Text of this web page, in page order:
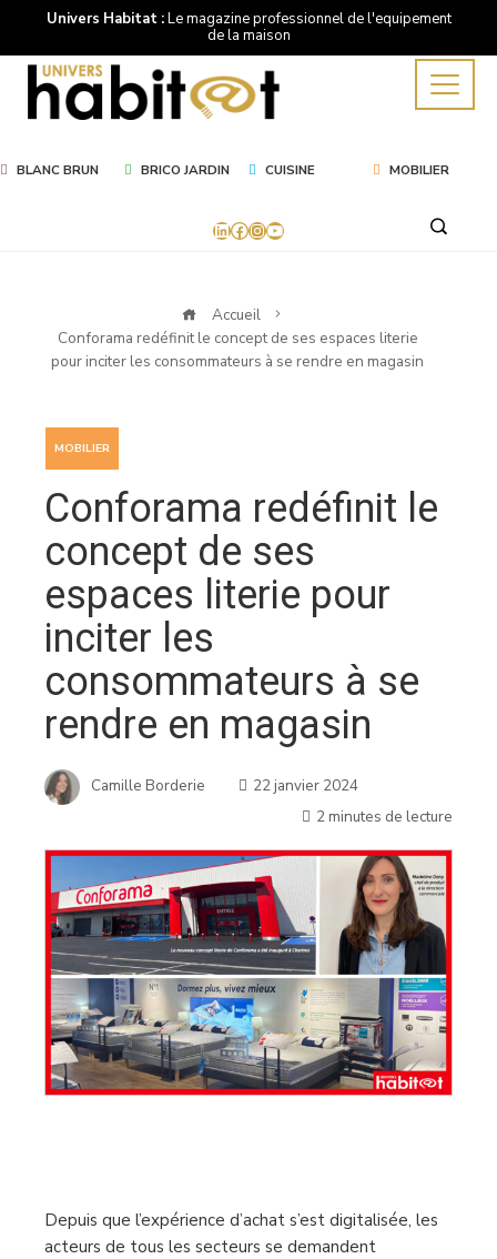
Univers Habitat :Le magazine professionnel de l'equipement
de la maison
BLANC BRUN BRICO JARDIN CUISINE MOBILIER
LinkedIn
Facebook
Instagram
YouTube
Accueil
Conforama redéfinit le concept de ses espaces literie
pour inciter les consommateurs à se rendre en magasin
MOBILIER
Conforama redéfinit le
concept de ses
espaces literie pour
inciter les
consommateurs à se
rendre en magasin
Camille Borderie
22 janvier 2024
2 minutes de lecture
Depuis que l’expérience d’achat s’est digitalisée, les
acteurs de tous les secteurs se demandent